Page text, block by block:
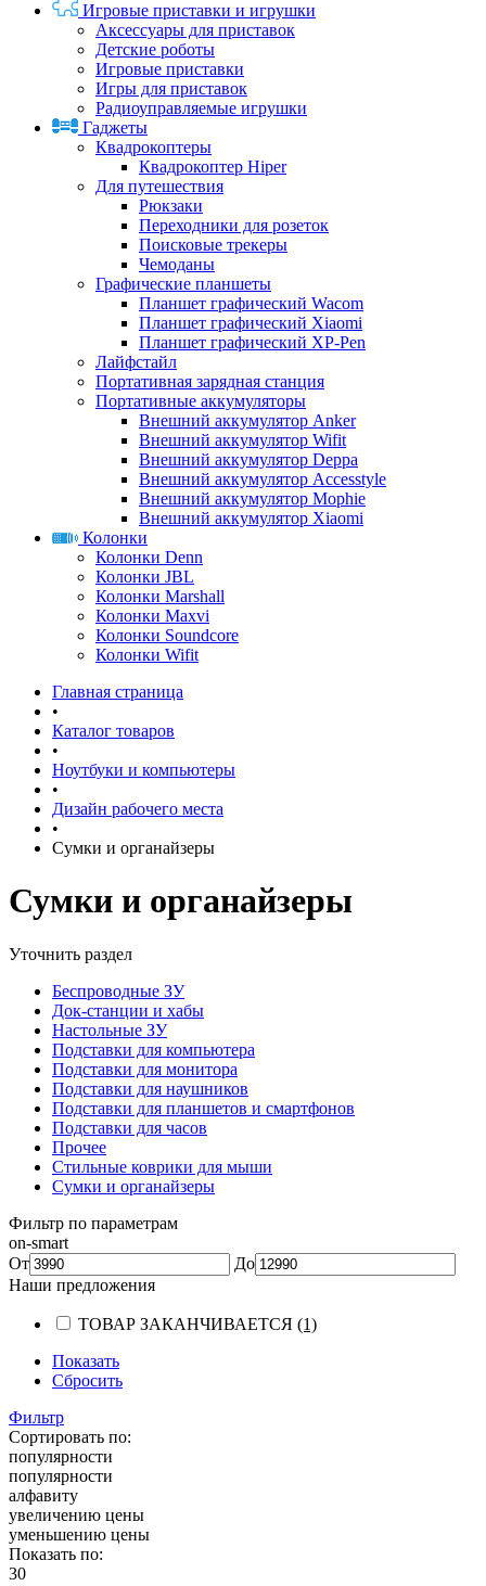
Игровые приставки и игрушки
Аксессуары для приставок
Детские роботы
Игровые приставки
Игры для приставок
Радиоуправляемые игрушки
Гаджеты
Квадрокоптеры
Квадрокоптер Hiper
Для путешествия
Рюкзаки
Переходники для розеток
Поисковые трекеры
Чемоданы
Графические планшеты
Планшет графический Wacom
Планшет графический Xiaomi
Планшет графический XP-Pen
Лайфстайл
Портативная зарядная станция
Портативные аккумуляторы
Внешний аккумулятор Anker
Внешний аккумулятор Wifit
Внешний аккумулятор Deppa
Внешний аккумулятор Accesstyle
Внешний аккумулятор Mophie
Внешний аккумулятор Xiaomi
Колонки
Колонки Denn
Колонки JBL
Колонки Marshall
Колонки Maxvi
Колонки Soundcore
Колонки Wifit
Главная страница
•
Каталог товаров
•
Ноутбуки и компьютеры
•
Дизайн рабочего места
•
Сумки и органайзеры
Сумки и органайзеры
Уточнить раздел
Беспроводные ЗУ
Док-станции и хабы
Настольные ЗУ
Подставки для компьютера
Подставки для монитора
Подставки для наушников
Подставки для планшетов и смартфонов
Подставки для часов
Прочее
Стильные коврики для мыши
Сумки и органайзеры
Фильтр по параметрам
on-smart
От
До
Наши предложения
ТОВАР ЗАКАНЧИВАЕТСЯ (1)
Показать
Сбросить
Фильтр
Сортировать по:
популярности
популярности
алфавиту
увеличению цены
уменьшению цены
Показать по:
30